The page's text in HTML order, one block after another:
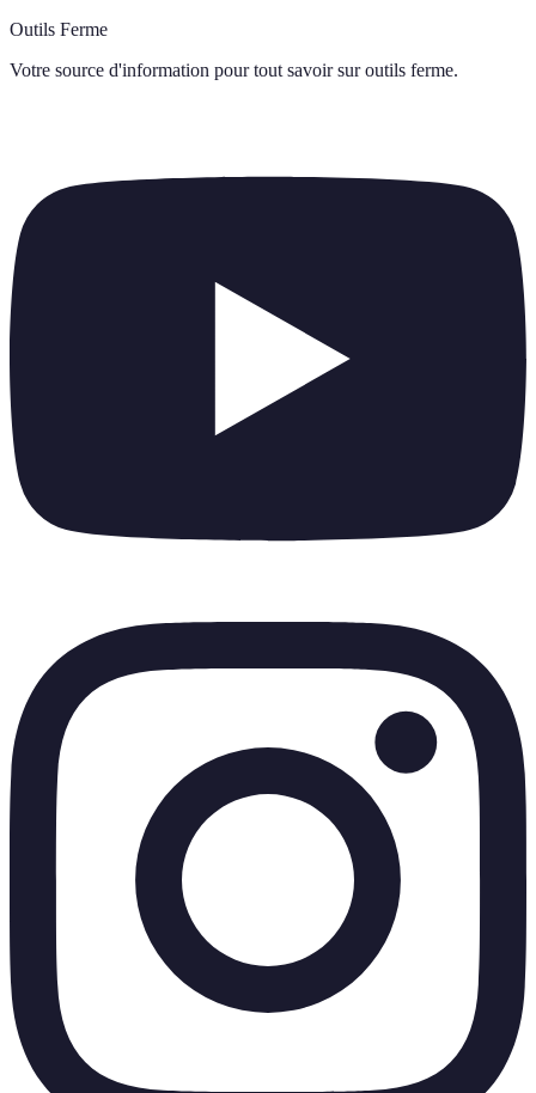
Outils Ferme
Votre source d'information pour tout savoir sur outils ferme.